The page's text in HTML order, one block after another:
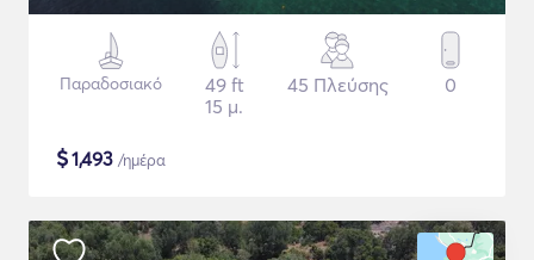
Παραδοσιακό
49 ft
15 μ.
45 Πλεύσης 0
$1,493 /ημέρα